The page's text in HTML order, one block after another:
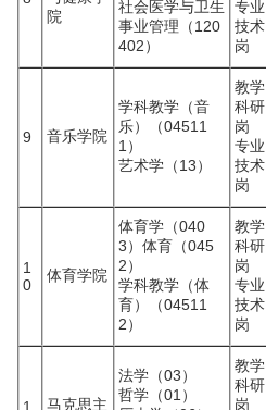
院
社会医学与卫生
事业管理（120
402）
专业
技术
岗
9 音乐学院
学科教学（音
乐）（04511
1）
艺术学（13）
教学
科研
岗
专业
技术
岗
1
0
体育学院
体育学（040
3）体育（045
2）
学科教学（体
育）（04511
2）
教学
科研
岗
专业
技术
岗
马克思主
法学（03）
哲学（01）
教学
科研
岗